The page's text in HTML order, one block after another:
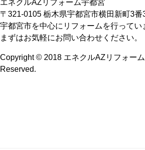
エネクルAZリフォーム宇都宮
〒321-0105 栃木県宇都宮市横田新町3番
宇都宮市を中心にリフォームを行ってい
まずはお気軽にお問い合わせください。
Copyright © 2018 エネクルAZリフォー
Reserved.